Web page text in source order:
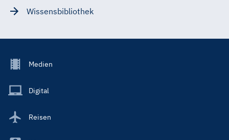
Wissensbibliothek
Footer
Main
Medien
Digital
Reisen